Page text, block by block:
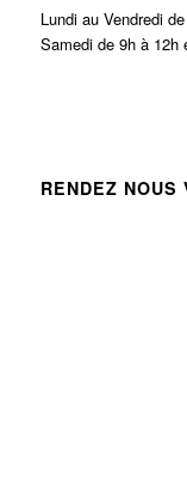
Lundi au Vendredi
Samedi de 9h à 12h
RENDEZ NOUS